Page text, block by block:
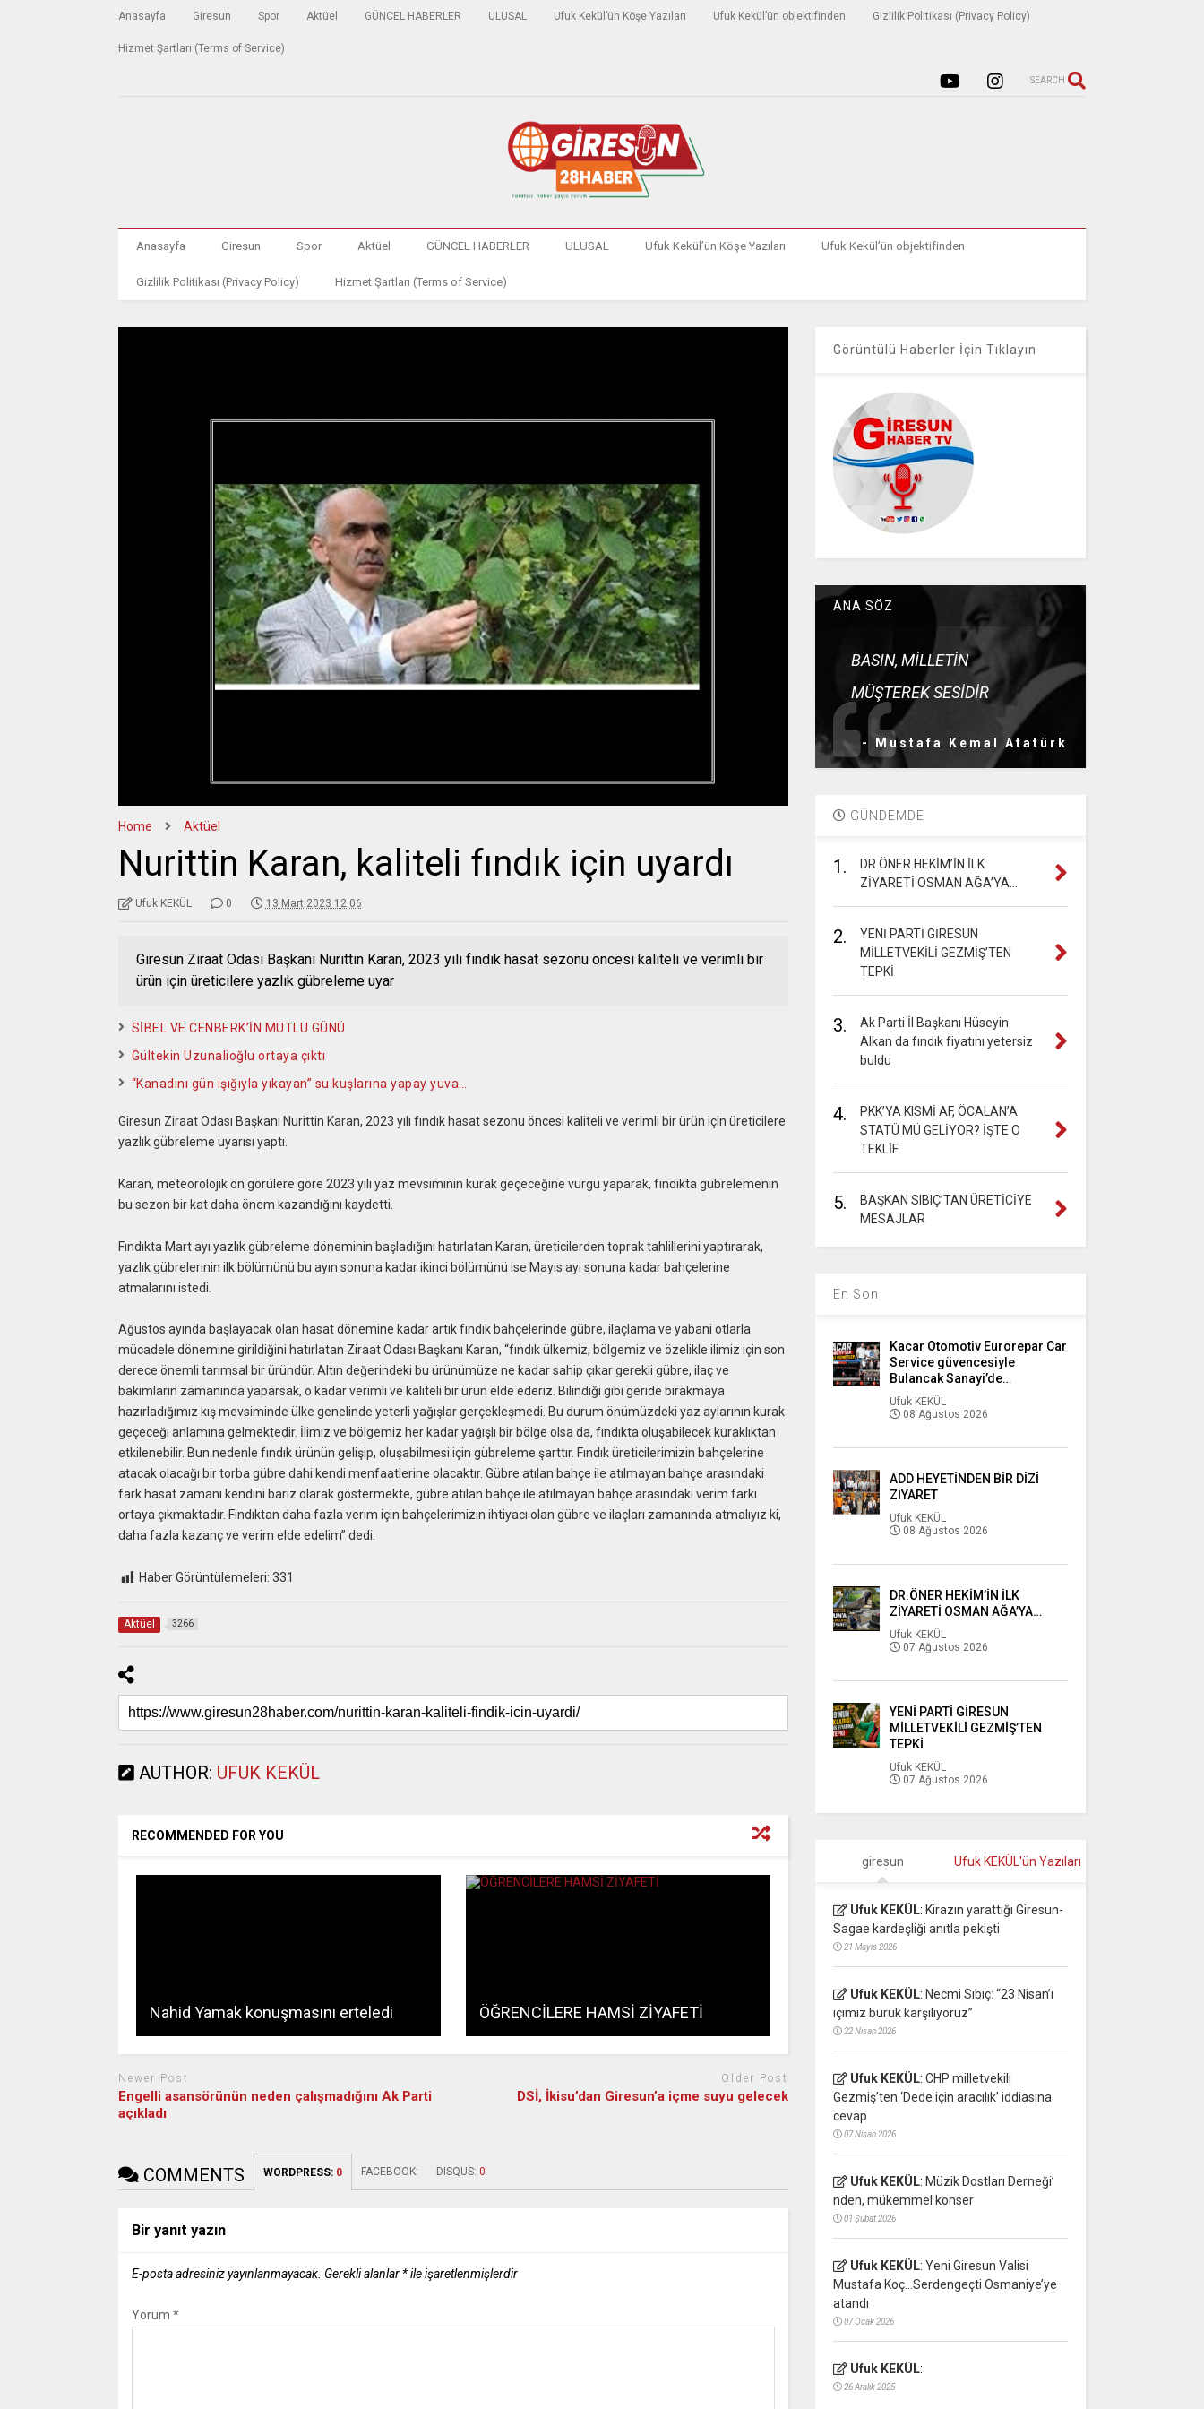
Anasayfa Giresun Spor Aktüel GÜNCEL HABERLER ULUSAL Ufuk Kekül’ün Köşe Yazıları Ufuk Kekül’ün objektifinden Gizlilik Politikası (Privacy Policy)
Hizmet Şartları (Terms of Service)
SEARCH
Anasayfa Giresun Spor Aktüel GÜNCEL HABERLER ULUSAL Ufuk Kekül’ün Köşe Yazıları Ufuk Kekül’ün objektifinden
Gizlilik Politikası (Privacy Policy) Hizmet Şartları (Terms of Service)
Home Aktüel
Nurittin Karan, kaliteli fındık için uyardı
Ufuk KEKÜL 0 13 Mart 2023 12:06
Giresun Ziraat Odası Başkanı Nurittin Karan, 2023 yılı fındık hasat sezonu öncesi kaliteli ve verimli bir
ürün için üreticilere yazlık gübreleme uyar
SİBEL VE CENBERK’İN MUTLU GÜNÜ
Gültekin Uzunalioğlu ortaya çıktı
“Kanadını gün ışığıyla yıkayan” su kuşlarına yapay yuva…
Giresun Ziraat Odası Başkanı Nurittin Karan, 2023 yılı fındık hasat sezonu öncesi kaliteli ve verimli bir ürün için üreticilere
yazlık gübreleme uyarısı yaptı.
Karan, meteorolojik ön görülere göre 2023 yılı yaz mevsiminin kurak geçeceğine vurgu yaparak, fındıkta gübrelemenin
bu sezon bir kat daha önem kazandığını kaydetti.
Fındıkta Mart ayı yazlık gübreleme döneminin başladığını hatırlatan Karan, üreticilerden toprak tahlillerini yaptırarak,
yazlık gübrelerinin ilk bölümünü bu ayın sonuna kadar ikinci bölümünü ise Mayıs ayı sonuna kadar bahçelerine
atmalarını istedi.
Ağustos ayında başlayacak olan hasat dönemine kadar artık fındık bahçelerinde gübre, ilaçlama ve yabani otlarla
mücadele dönemine girildiğini hatırlatan Ziraat Odası Başkanı Karan, “fındık ülkemiz, bölgemiz ve özelikle ilimiz için son
derece önemli tarımsal bir üründür. Altın değerindeki bu ürünümüze ne kadar sahip çıkar gerekli gübre, ilaç ve
bakımların zamanında yaparsak, o kadar verimli ve kaliteli bir ürün elde ederiz. Bilindiği gibi geride bırakmaya
hazırladığımız kış mevsiminde ülke genelinde yeterli yağışlar gerçekleşmedi. Bu durum önümüzdeki yaz aylarının kurak
geçeceği anlamına gelmektedir. İlimiz ve bölgemiz her kadar yağışlı bir bölge olsa da, fındıkta oluşabilecek kuraklıktan
etkilenebilir. Bun nedenle fındık ürünün gelişip, oluşabilmesi için gübreleme şarttır. Fındık üreticilerimizin bahçelerine
atacak olacağı bir torba gübre dahi kendi menfaatlerine olacaktır. Gübre atılan bahçe ile atılmayan bahçe arasındaki
fark hasat zamanı kendini bariz olarak göstermekte, gübre atılan bahçe ile atılmayan bahçe arasındaki verim farkı
ortaya çıkmaktadır. Fındıktan daha fazla verim için bahçelerimizin ihtiyacı olan gübre ve ilaçları zamanında atmalıyız ki,
daha fazla kazanç ve verim elde edelim” dedi.
Haber Görüntülemeleri: 331
Aktüel 3266
AUTHOR: UFUK KEKÜL
RECOMMENDED FOR YOU
Nahid Yamak konuşmasını erteledi ÖĞRENCİLERE HAMSİ ZİYAFETİ
Newer Post
Engelli asansörünün neden çalışmadığını Ak Parti
açıkladı
Older Post
DSİ, İkisu’dan Giresun’a içme suyu gelecek
COMMENTS WORDPRESS: 0 FACEBOOK: DISQUS: 0
Bir yanıt yazın
E-posta adresiniz yayınlanmayacak. Gerekli alanlar *ile işaretlenmişlerdir
Yorum *
Görüntülü Haberler İçin Tıklayın
ANA SÖZ
BASIN, MİLLETİN
MÜŞTEREK SESİDİR
- Mustafa Kemal Atatürk
GÜNDEMDE
1.
DR.ÖNER HEKİM’İN İLK
ZİYARETİ OSMAN AĞA’YA…
2.
YENİ PARTİ GİRESUN
MİLLETVEKİLİ GEZMİŞ’TEN
TEPKİ
3.
Ak Parti İl Başkanı Hüseyin
Alkan da fındık fiyatını yetersiz
buldu
4.
PKK’YA KISMİ AF, ÖCALAN’A
STATÜ MÜ GELİYOR? İŞTE O
TEKLİF
5.
BAŞKAN SIBIÇ’TAN ÜRETİCİYE
MESAJLAR
En Son
Kacar Otomotiv Eurorepar Car
Service güvencesiyle
Bulancak Sanayi’de…
Ufuk KEKÜL
08 Ağustos 2026
ADD HEYETİNDEN BİR DİZİ
ZİYARET
Ufuk KEKÜL
08 Ağustos 2026
DR.ÖNER HEKİM’İN İLK
ZİYARETİ OSMAN AĞA’YA…
Ufuk KEKÜL
07 Ağustos 2026
YENİ PARTİ GİRESUN
MİLLETVEKİLİ GEZMİŞ’TEN
TEPKİ
Ufuk KEKÜL
07 Ağustos 2026
giresun Ufuk KEKÜL'ün Yazıları
Ufuk KEKÜL: Kirazın yarattığı Giresun-
Sagae kardeşliği anıtla pekişti
21 Mayıs 2026
Ufuk KEKÜL: Necmi Sıbıç: “23 Nisan’ı
içimiz buruk karşılıyoruz”
22 Nisan 2026
Ufuk KEKÜL: CHP milletvekili
Gezmiş’ten ‘Dede için aracılık’ iddiasına
cevap
07 Nisan 2026
Ufuk KEKÜL: Müzik Dostları Derneği’
nden, mükemmel konser
01 Şubat 2026
Ufuk KEKÜL: Yeni Giresun Valisi
Mustafa Koç…Serdengeçti Osmaniye’ye
atandı
07 Ocak 2026
Ufuk KEKÜL:
26 Aralık 2025